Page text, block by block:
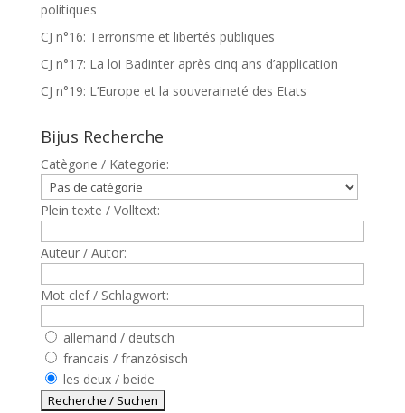
politiques
CJ n°16: Terrorisme et libertés publiques
CJ n°17: La loi Badinter après cinq ans d’application
CJ n°19: L’Europe et la souveraineté des Etats
Bijus Recherche
Catègorie / Kategorie:
Plein texte / Volltext:
Auteur / Autor:
Mot clef / Schlagwort:
allemand / deutsch
francais / französisch
les deux / beide